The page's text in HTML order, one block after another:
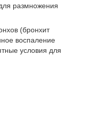
размножения
(бронхит
воспаление
условия для